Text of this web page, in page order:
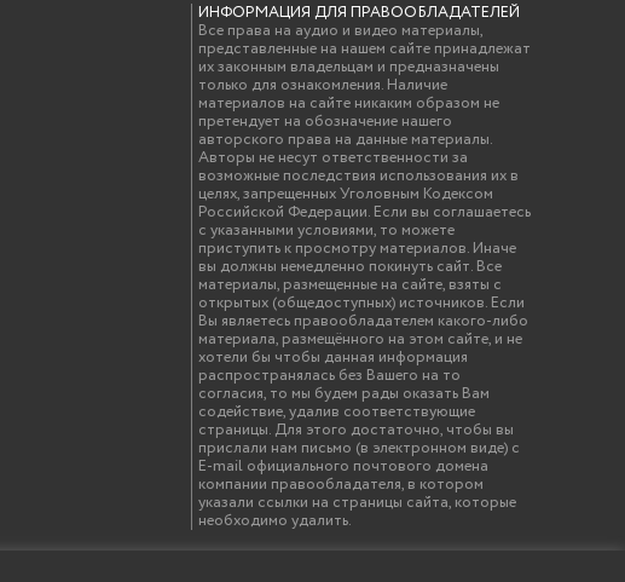
ИНФОРМАЦИЯ ДЛЯ ПРАВООБЛАДАТЕЛЕЙ
Все права на аудио и видео материалы,
представленные на нашем сайте принадлежат
их законным владельцам и предназначены
только для ознакомления. Наличие
материалов на сайте никаким образом не
претендует на обозначение нашего
авторского права на данные материалы.
Авторы не несут ответственности за
возможные последствия использования их в
целях, запрещенных Уголовным Кодексом
Российской Федерации. Если вы соглашаетесь
с указанными условиями, то можете
приступить к просмотру материалов. Иначе
вы должны немедленно покинуть сайт. Все
материалы, размещенные на сайте, взяты с
открытых (общедоступных) источников. Если
Вы являетесь правообладателем какого-либо
материала, размещённого на этом сайте, и не
хотели бы чтобы данная информация
распространялась без Вашего на то
согласия, то мы будем рады оказать Вам
содействие, удалив соответствующие
страницы. Для этого достаточно, чтобы вы
прислали нам письмо (в электронном виде) с
E-mail официального почтового домена
компании правообладателя, в котором
указали ссылки на страницы сайта, которые
необходимо удалить.